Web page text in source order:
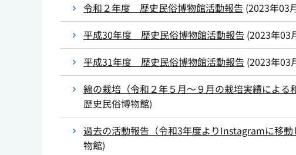
令和２年度 歴史民俗博物館活動報告 (2023年03
平成30年度 歴史民俗博物館活動報告 (2023年03
平成31年度 歴史民俗博物館活動報告 (2023年03
綿の栽培（令和２年５月～９月の栽培実績による
歴史民俗博物館)
過去の活動報告（令和3年度よりInstagramに移動
物館)